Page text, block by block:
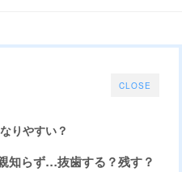
CLOSE
りやすい？
知らず…抜歯する？残す？